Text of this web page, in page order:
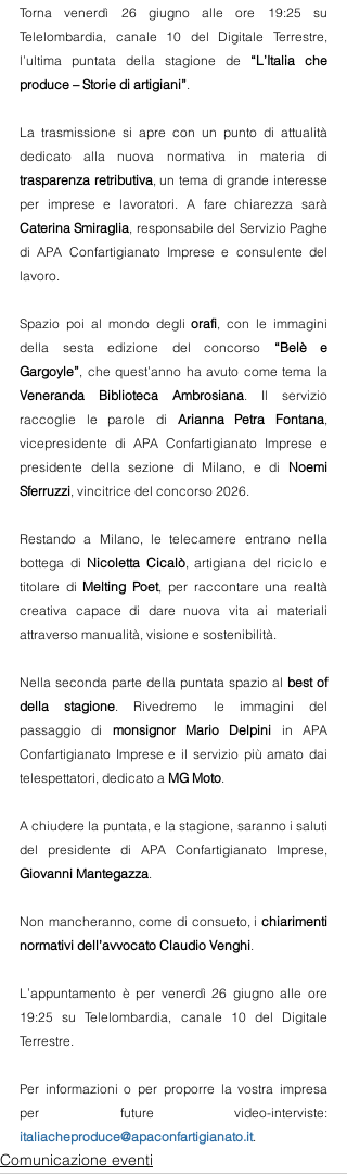
Torna venerdì 26 giugno alle ore 19:25 su
Telelombardia, canale 10 del Digitale Terrestre,
l’ultima puntata della stagione de “L’Italia che
produce – Storie di artigiani”.
La trasmissione si apre con un punto di attualità
trasparenza retributiva, un tema di grande interesse
Caterina Smiraglia, responsabile del Servizio Paghe
di APA Confartigianato Imprese e consulente del
lavoro.
Spazio poi al mondo degli orafi, con le immagini
della sesta edizione del concorso “Belè e
Gargoyle”
Veneranda Biblioteca Ambrosiana. Il servizio
raccoglie le parole di Arianna Petra Fontana,
vicepresidente di APA Confartigianato Imprese e
presidente della sezione di Milano, e di Noemi
Sferruzzi, vincitrice del concorso 2026.
Restando a Milano, le telecamere entrano nella
bottega di Nicoletta Cicalò, artigiana del riciclo e
titolare di Melting Poet, per raccontare una realtà
creativa capace di dare nuova vita ai materiali
attraverso manualità, visione e sostenibilità.
Nella seconda parte della puntata spazio al best of
della stagione. Rivedremo le immagini del
passaggio di monsignor Mario Delpini in APA
Confartigianato Imprese e il servizio più amato dai
telespettatori, dedicato a MG Moto.
A chiudere la puntata, e la stagione, saranno i saluti
Giovanni Mantegazza.
Non mancheranno, come di consueto, i chiarimenti
normativi dell’avvocato Claudio Venghi.
L’appuntamento è per venerdì 26 giugno alle ore
19:25 su Telelombardia, canale 10 del Digitale
Terrestre.
Per informazioni o per proporre la vostra impresa
italiacheproduce@apaconfartigianato.it.
Comunicazione eventi